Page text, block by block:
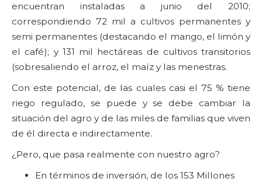
encuentran instaladas a junio del 2010;
correspondiendo 72 mil a cultivos permanentes y
semi permanentes (destacando el mango, el limón y
el café); y 131 mil hectáreas de cultivos transitorios
(sobresaliendo el arroz, el maíz y las menestras.
Con este potencial, de las cuales casi el 75 % tiene
riego regulado, se puede y se debe cambiar la
situación del agro y de las miles de familias que viven
de él directa e indirectamente.
¿Pero, que pasa realmente con nuestro agro?
En términos de inversión, de los 153 Millones